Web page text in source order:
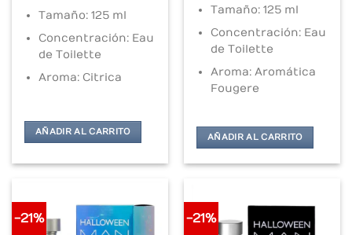
Tamaño: 125 ml
Concentración: Eau
de Toilette
Aroma: Citrica
AÑADIR AL CARRITO
Tamaño: 125 ml
Concentración: Eau
de Toilette
Aroma: Aromática
Fougere
AÑADIR AL CARRITO
-21% -21%